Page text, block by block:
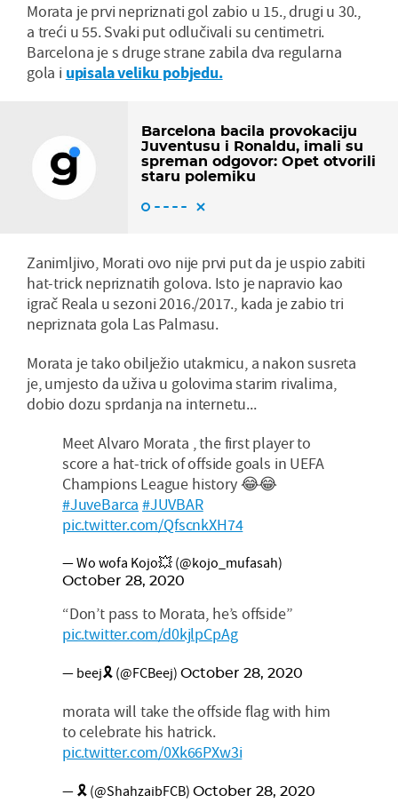
Morata je prvi nepriznati gol zabio u 15., drugi u 30.,
a treći u 55. Svaki put odlučivali su centimetri.
Barcelona je s druge strane zabila dva regularna
gola i upisala veliku pobjedu.
Barcelona bacila provokaciju
Juventusu i Ronaldu, imali su
spreman odgovor: Opet otvorili
staru polemiku
Zanimljivo, Morati ovo nije prvi put da je uspio zabiti
hat-trick nepriznatih golova. Isto je napravio kao
igrač Reala u sezoni 2016./2017., kada je zabio tri
nepriznata gola Las Palmasu.
Morata je tako obilježio utakmicu, a nakon susreta
je, umjesto da uživa u golovima starim rivalima,
dobio dozu sprdanja na internetu...
Meet Alvaro Morata , the first player to
score a hat-trick of offside goals in UEFA
Champions League history 😂😂
#JuveBarca #JUVBAR
pic.twitter.com/QfscnkXH74
— Wo wofa Kojo💥 (@kojo_mufasah)
October 28, 2020
“Don’t pass to Morata, he’s offside”
pic.twitter.com/d0kjlpCpAg
— beej🎗 (@FCBeej) October 28, 2020
morata will take the offside flag with him
to celebrate his hatrick.
pic.twitter.com/0Xk66PXw3i
— 🎗 (@ShahzaibFCB) October 28, 2020